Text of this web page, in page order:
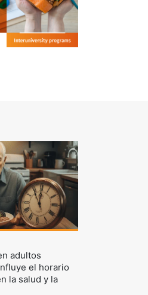
adultos
el horario
la salud y la